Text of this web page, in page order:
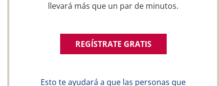
llevará más que un par de minutos.
REGÍSTRATE GRATIS
Esto te ayudará a que las personas que